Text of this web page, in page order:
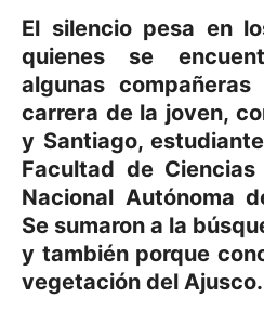
El silencio pesa en
quienes se
algunas
carrera de la joven,
y Santiago,
Facultad de
Nacional Autónoma
Se sumaron a la
y también porque
vegetación del Ajusco.